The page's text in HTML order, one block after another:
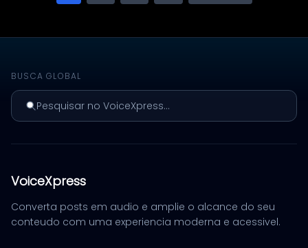
BUSCA GLOBAL
Pesquisar no VoiceXpress...
VoiceXpress
Converta posts em audio e amplie o alcance do seu
conteudo com uma experiencia moderna e acessivel.